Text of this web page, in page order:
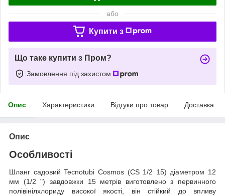
або
Купити з
Що таке купити з Пром?
Замовлення під захистом
Опис Характеристики Відгуки про товар Доставка
Опис
Особливості
Шланг садовий Tecnotubi Cosmos (CS 1/2 15) діаметром 12
мм (1/2 ") завдовжки 15 метрів виготовлено з первинного
полівінілхлориду високої якості, він стійкий до впливу